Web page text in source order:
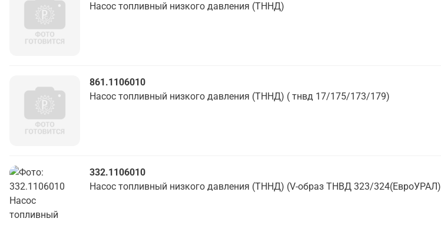
Насос топливный низкого давления (ТННД)
861.1106010
Насос топливный низкого давления (ТННД) ( тнвд 17/175/173/179)
332.1106010
Насос топливный низкого давления (ТННД) (V-образ ТНВД 323/324(ЕвроУРАЛ)